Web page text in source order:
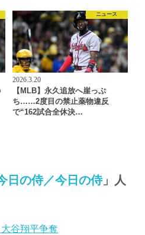
ニュース
2026.3.20
【MLB】永久追放へ崖っぷ
ち……2度目の禁止薬物違反
で“162試合全休決…
日の侍／今日の侍」人
大谷翔平争奪